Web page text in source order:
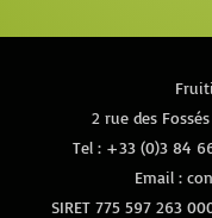
2 rue des
Tel : +33 (0)3 84
Email :
SIRET 775 597 263